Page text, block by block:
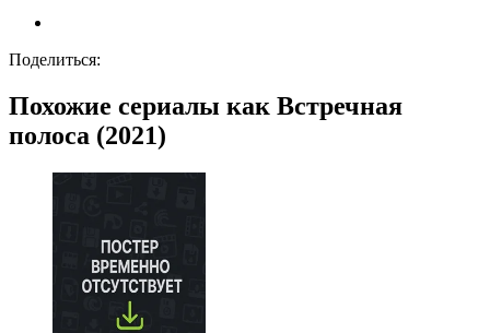
Поделиться:
Похожие сериалы как Встречная
полоса (2021)